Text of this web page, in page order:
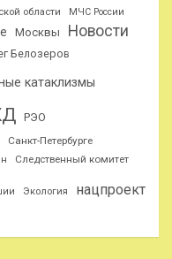
области
МЧС России
Москвы
Новости
Белозеров
катаклизмы
РЭО
Санкт-Петербурге
Следственный комитет
Экология
нацпроект